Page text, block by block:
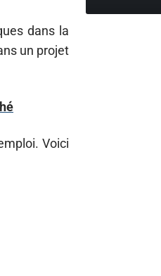
dans la
un projet
Voici